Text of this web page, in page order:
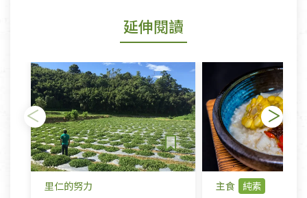
延伸閱讀
里仁的努力 主食 純素